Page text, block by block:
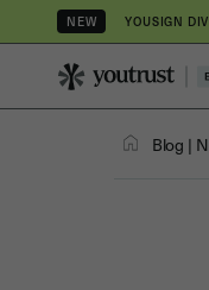
NEW YOUSIGN
Blog |